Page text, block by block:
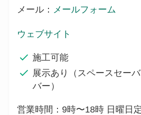
メール： メールフォーム
ウェブサイト
施工可能
展示あり（スペースセー
バー）
営業時間：9時〜18時 日曜日